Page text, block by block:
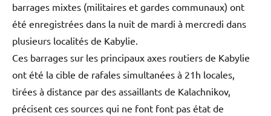
barrages mixtes (militaires et gardes communaux) ont
été enregistrées dans la nuit de mardi à mercredi dans
plusieurs localités de Kabylie.
Ces barrages sur les principaux axes routiers de Kabylie
ont été la cible de rafales simultanées à 21h locales,
tirées à distance par des assaillants de Kalachnikov,
précisent ces sources qui ne font font pas état de